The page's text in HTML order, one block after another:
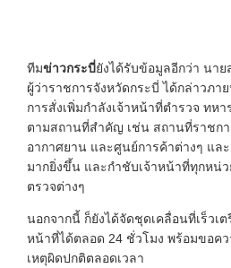
ทีมข่าวกระบี่ยังได้รับข้อมูลอีกว่า นา
ผู้ว่าราชการจังหวัดกระบี่ ได้กล่าวภา
การสั่งเพิ่มกำลังเจ้าหน้าที่ตำรวจ ทห
ตามสถานที่สำคัญ เช่น สถานที่ราชกา
อากาศยาน และศูนย์การค้าต่างๆ แล
มากยิ่งขึ้น และกำชับเจ้าหน้าที่ทุกหน่
ตรวจต่างๆ
นอกจากนี้ ก็ยังได้จัดชุดเคลื่อนที่เร็วเ
หน้าที่ได้ตลอด 24 ชั่วโมง พร้อมขอค
เหตุผิดปกติตลอดเวลา